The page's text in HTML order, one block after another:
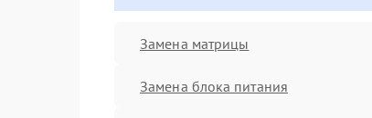
Замена матрицы
Замена блока питания